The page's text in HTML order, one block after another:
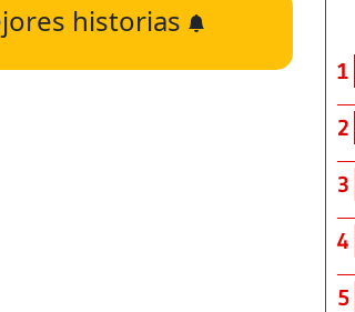
historias
1
2
3
4
5